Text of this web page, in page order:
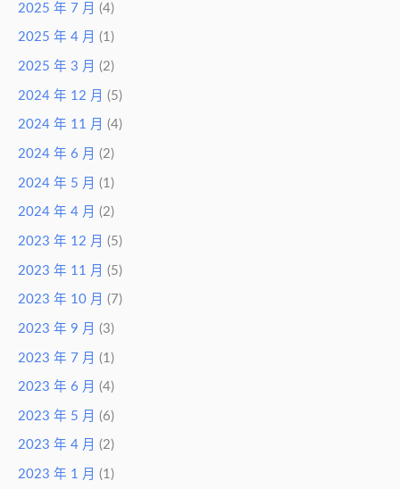
2025 年 7 月 (4)
2025 年 4 月 (1)
2025 年 3 月 (2)
2024 年 12 月 (5)
2024 年 11 月 (4)
2024 年 6 月 (2)
2024 年 5 月 (1)
2024 年 4 月 (2)
2023 年 12 月 (5)
2023 年 11 月 (5)
2023 年 10 月 (7)
2023 年 9 月 (3)
2023 年 7 月 (1)
2023 年 6 月 (4)
2023 年 5 月 (6)
2023 年 4 月 (2)
2023 年 1 月 (1)